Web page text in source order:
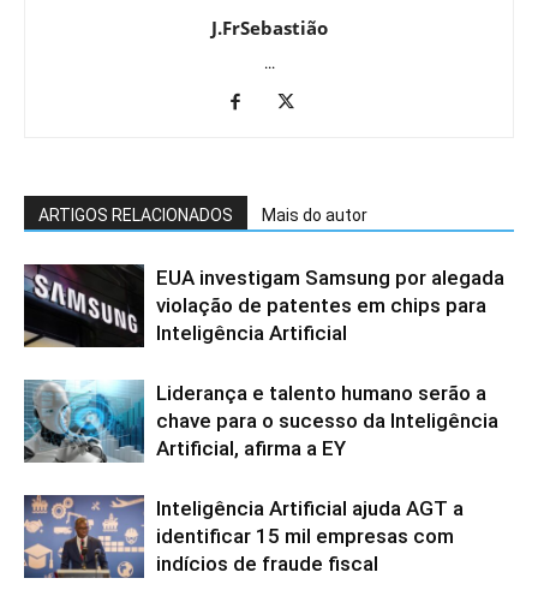
J.FrSebastião
...
ARTIGOS RELACIONADOS Mais do autor
EUA investigam Samsung por alegada
violação de patentes em chips para
Inteligência Artificial
Liderança e talento humano serão a
chave para o sucesso da Inteligência
Artificial, afirma a EY
Inteligência Artificial ajuda AGT a
identificar 15 mil empresas com
indícios de fraude fiscal